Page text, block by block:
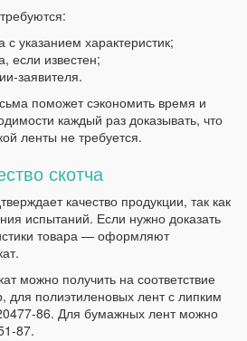
с указанием характеристик;
если известен;
заявителя.
поможет сэкономить время и
каждый раз доказывать, что
ленты не требуется.
скотча
качество продукции, так как
испытаний. Если нужно доказать
товара — оформляют
можно получить на соответствие
полиэтиленовых лент с липким
86. Для бумажных лент можно
87.